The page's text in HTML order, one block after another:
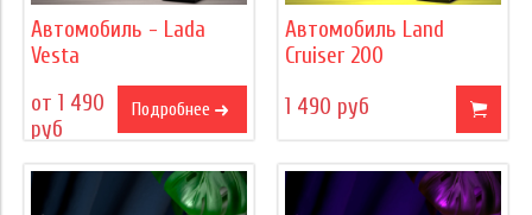
Автомобиль - Lada
Vesta
от 1 490
руб
Подробнее
Автомобиль Land
Cruiser 200
1 490 руб